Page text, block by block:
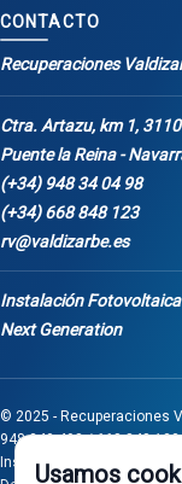
CONTACTO
Recuperaciones
Ctra. Artazu, km 1,
Puente la Reina -
(+34) 948 34 04 98
(+34) 668 848 123
rv@valdizarbe.es
Instalación
Next Generation
© 2025 - Recuperaciones
948 340 498 / 668 848 123
Inscrita en el Registro
Usamos